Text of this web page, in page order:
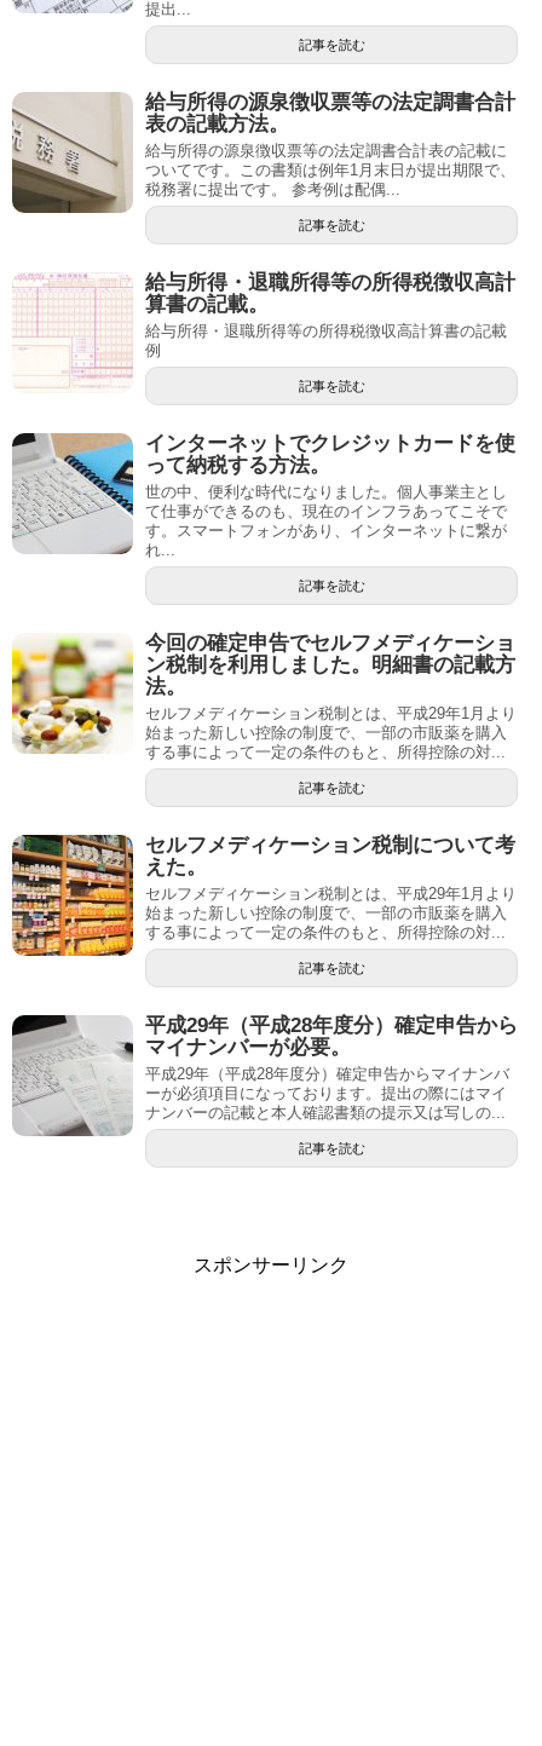
提出...
記事を読む
給与所得の源泉徴収票等の法定調書合計
表の記載方法。
給与所得の源泉徴収票等の法定調書合計表の記載に
ついてです。この書類は例年1月末日が提出期限で、
税務署に提出です。 参考例は配偶...
記事を読む
給与所得・退職所得等の所得税徴収高計
算書の記載。
給与所得・退職所得等の所得税徴収高計算書の記載
例
記事を読む
インターネットでクレジットカードを使
って納税する方法。
世の中、便利な時代になりました。個人事業主とし
て仕事ができるのも、現在のインフラあってこそで
す。スマートフォンがあり、インターネットに繋が
れ...
記事を読む
今回の確定申告でセルフメディケーショ
ン税制を利用しました。明細書の記載方
法。
セルフメディケーション税制とは、平成29年1月より
始まった新しい控除の制度で、一部の市販薬を購入
する事によって一定の条件のもと、所得控除の対...
記事を読む
セルフメディケーション税制について考
えた。
セルフメディケーション税制とは、平成29年1月より
始まった新しい控除の制度で、一部の市販薬を購入
する事によって一定の条件のもと、所得控除の対...
記事を読む
平成29年（平成28年度分）確定申告から
マイナンバーが必要。
平成29年（平成28年度分）確定申告からマイナンバ
ーが必須項目になっております。提出の際にはマイ
ナンバーの記載と本人確認書類の提示又は写しの...
記事を読む
スポンサーリンク